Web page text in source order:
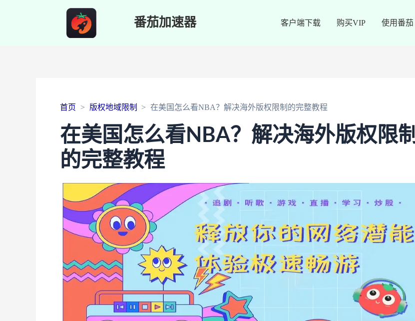
番茄加速器 客户端下载 购买VIP 使用番茄
首页 版权地域限制 在美国怎么看NBA？解决海外版权限制的完整教程
在美国怎么看NBA？解决海外版权限
的完整教程